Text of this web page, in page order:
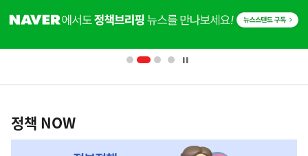
단
영
책
NOW,
정책 NOW